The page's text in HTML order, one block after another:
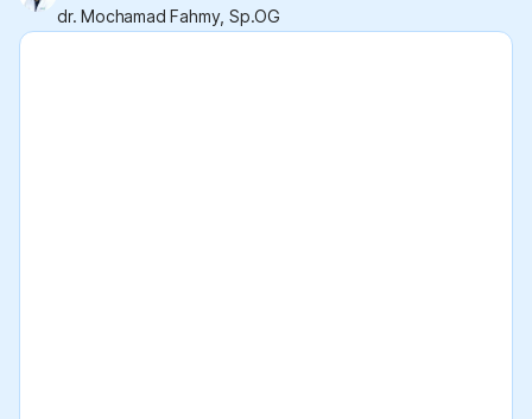
dr. Mochamad Fahmy, Sp.OG